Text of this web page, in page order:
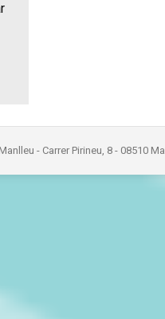
- Carrer Pirineu, 8 - 08510